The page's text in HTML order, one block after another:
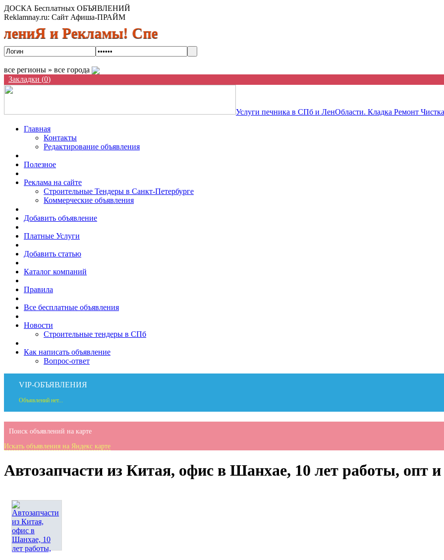
ДОСКА Бесплатных ОБЪЯВЛЕНИЙ
Reklamnay.ru: Сайт Афиша-ПРАЙМ
и Рекламы! Спешите разместить объявление бесплатно! Ты
все регионы » все города
Закладки (0)
Услуги печника в СПб и ЛенОбласти. Кладка Ремонт
Главная
Контакты
Редактирование объявления
Полезное
Реклама на сайте
Строительные Тендеры в Санкт-Петербурге
Коммерческие объявления
Добавить объявление
Платные Услуги
Добавить статью
Каталог компаний
Правила
Все бесплатные объявления
Новости
Строительные тендеры в СПб
Как написать объявление
Вопрос-ответ
VIP-ОБЪЯВЛЕНИЯ
Объявлений нет...
Поиск объявлений на карте
Искать объявления на Яндекс карте
Автозапчасти из Китая, офис в Шанхае, 10 лет работы, опт